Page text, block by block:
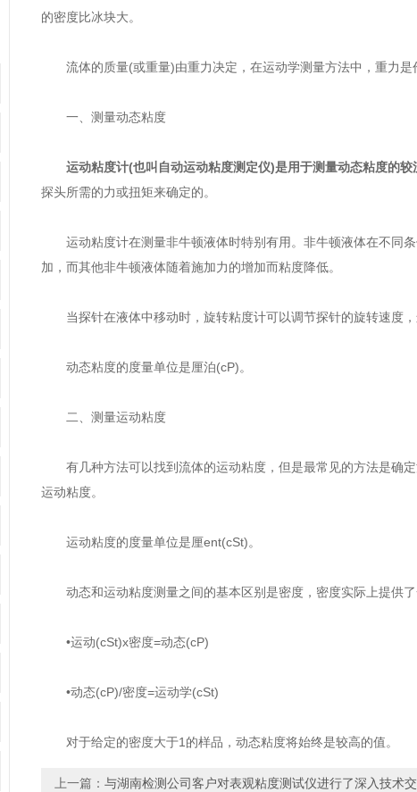
的密度比冰块大。
流体的质量(或重量)由重力决定，在运动学测量方法中，重力是
一、测量动态粘度
运动粘度计(也叫 自动运动粘度测定仪)是用于测量动态粘度的
探头所需的力或扭矩来确定的。
运动粘度计在测量非牛顿液体时特别有用。非牛顿液体在不同
加，而其他非牛顿液体随着施加力的增加而粘度降低。
当探针在液体中移动时，旋转粘度计可以调节探针的旋转速度，
动态粘度的度量单位是厘泊(cP)。
二、测量运动粘度
有几种方法可以找到流体的运动粘度，但是最常见的方法是确定
运动粘度。
运动粘度的度量单位是厘ent(cSt)。
动态和运动粘度测量之间的基本区别是密度，密度实际上提供了
•运动(cSt)x密度=动态(cP)
•动态(cP)/密度=运动学(cSt)
对于给定的密度大于1的样品，动态粘度将始终是较高的值。
上一篇： 与湖南检测公司客户对表观粘度测试仪进行了深入技术